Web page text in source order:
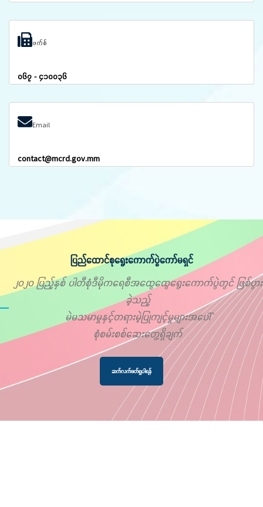
ဖက်စ်
၀၆၇ - ၄၁၀၀၃၆
Email
contact@mcrd.gov.mm
ပြည်ထောင်စုရွေးကောက်ပွဲကော်မရှင်
၂၀၂၀ ပြည့်နှစ် ပါတီစုံဒီမိုကရေစီအထွေထွေရွေးကောက်ပွဲတွင် ဖြစ်ပွား
ခဲ့သည့်
မဲမသမာမှုနှင့်တရားမဲ့ပြုကျင့်မှုများအပေါ်
စုံစမ်းစစ်ဆေးတွေ့ရှိချက်
ဆက်လက်ဖတ်ရှုပါရန်